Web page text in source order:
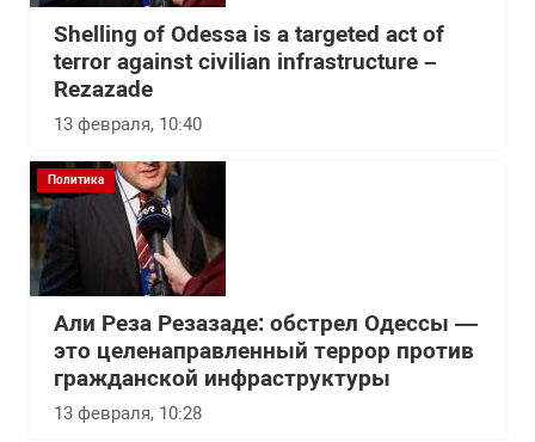
Shelling of Odessa is a targeted act of
terror against civilian infrastructure –
Rezazade
13 февраля, 10:40
Политика
Али Реза Резазаде: обстрел Одессы —
это целенаправленный террор против
гражданской инфраструктуры
13 февраля, 10:28